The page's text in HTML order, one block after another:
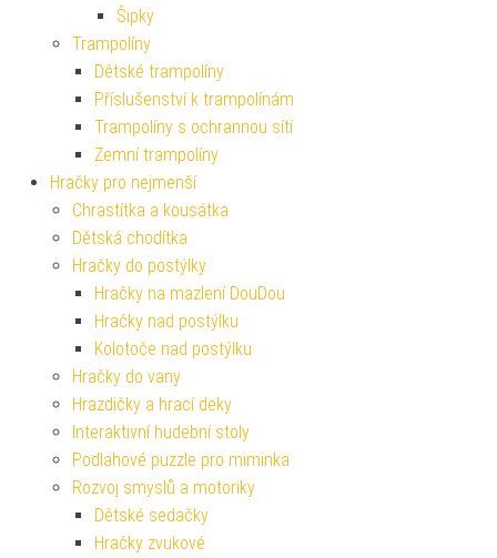
Šipky
Trampolíny
Dětské trampolíny
Příslušenství k trampolínám
Trampolíny s ochrannou sítí
Zemní trampolíny
Hračky pro nejmenší
Chrastítka a kousátka
Dětská chodítka
Hračky do postýlky
Hračky na mazlení DouDou
Hračky nad postýlku
Kolotoče nad postýlku
Hračky do vany
Hrazdičky a hrací deky
Interaktivní hudební stoly
Podlahové puzzle pro miminka
Rozvoj smyslů a motoriky
Dětské sedačky
Hračky zvukové